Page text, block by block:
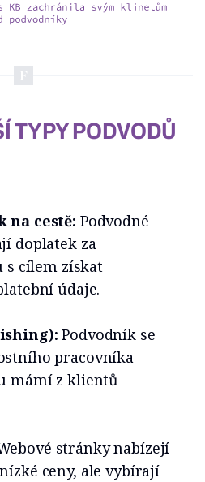
TYPY PODVODŮ
na cestě: Podvodné
doplatek za
cílem získat
údaje.
Podvodník se
pracovníka
mámí z klientů
stránky nabízejí
ceny, ale vybírají